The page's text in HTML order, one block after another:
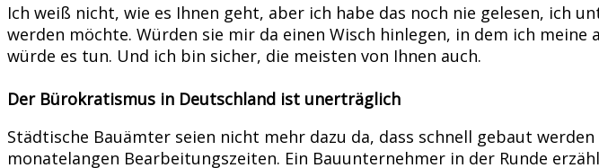
Ich weiß nicht, wie es Ihnen geht, aber ich habe das noch nie gelesen, ich
werden möchte. Würden sie mir da einen Wisch hinlegen, in dem ich
würde es tun. Und ich bin sicher, die meisten von Ihnen auch.
Der Bürokratismus in Deutschland ist unerträglich
Städtische Bauämter seien nicht mehr dazu da, dass schnell gebaut
monatelangen Bearbeitungszeiten. Ein Bauunternehmer in der Runde